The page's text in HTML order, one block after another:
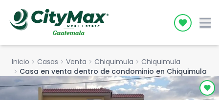
Icon
Inicio chevron_right Casas chevron_right Venta chevron_right Chiquimula chevron_right Chiquimula
chevron_right Casa en venta dentro de condominio en Chiquimula